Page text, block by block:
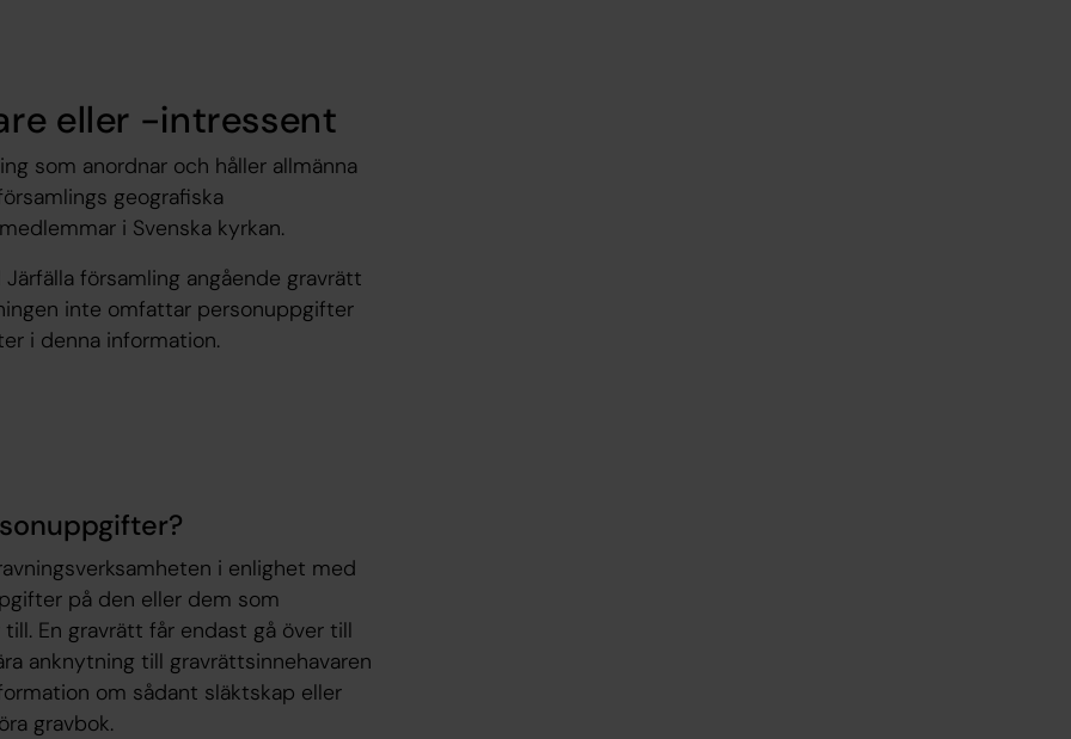
eller -intressent
som anordnar och håller allmänna
geografiska
i Svenska kyrkan.
församling​ angående gravrätt
inte omfattar personuppgifter
i denna information.
i enlighet med
på den eller dem som
En gravrätt får endast gå över till
anknytning till gravrättsinnehavaren
om sådant släktskap eller
gravbok.